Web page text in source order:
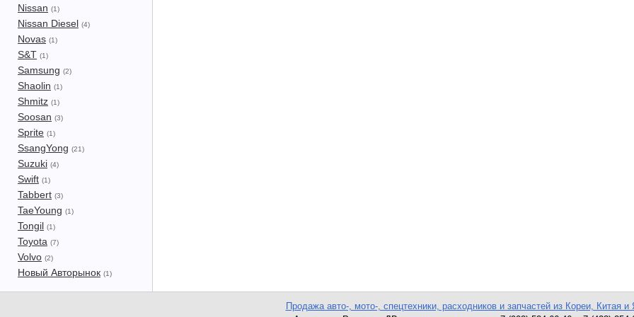
Nissan (1)
Nissan Diesel (4)
Novas (1)
S&T (1)
Samsung (2)
Shaolin (1)
Shmitz (1)
Soosan (3)
Sprite (1)
SsangYong (21)
Suzuki (4)
Swift (1)
Tabbert (3)
TaeYoung (1)
Tongil (1)
Toyota (7)
Volvo (2)
Новый Авторынок (1)
Продажа авто-, мото-, спецтехники, расходников и запчастей из Кореи, Китая и